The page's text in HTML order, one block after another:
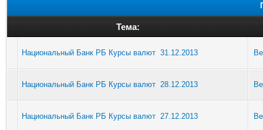
Тема:
Национальный Банк РБ Курсы валют 31.12.2013
Национальный Банк РБ Курсы валют 28.12.2013
Национальный Банк РБ Курсы валют 27.12.2013